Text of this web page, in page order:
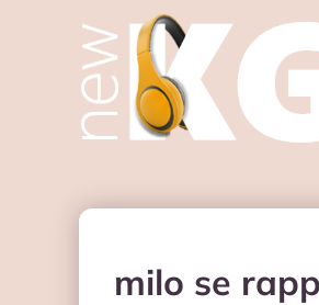
milo se